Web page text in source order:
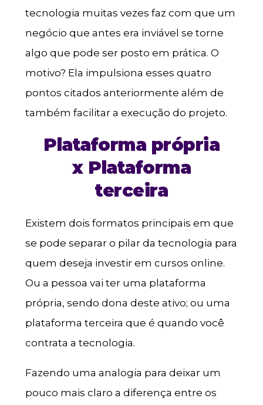
tecnologia muitas vezes faz com que um
negócio que antes era inviável se torne
algo que pode ser posto em prática. O
motivo? Ela impulsiona esses quatro
pontos citados anteriormente além de
também facilitar a execução do projeto.
Plataforma própria
x Plataforma
terceira
Existem dois formatos principais em que
se pode separar o pilar da tecnologia para
quem deseja investir em cursos online.
Ou a pessoa vai ter uma plataforma
própria, sendo dona deste ativo; ou uma
plataforma terceira que é quando você
contrata a tecnologia.
Fazendo uma analogia para deixar um
pouco mais claro a diferença entre os